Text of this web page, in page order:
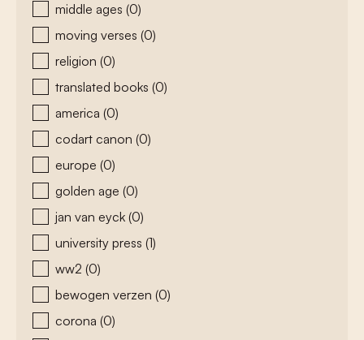
middle ages (0)
moving verses (0)
religion (0)
translated books (0)
america (0)
codart canon (0)
europe (0)
golden age (0)
jan van eyck (0)
university press (1)
ww2 (0)
bewogen verzen (0)
corona (0)